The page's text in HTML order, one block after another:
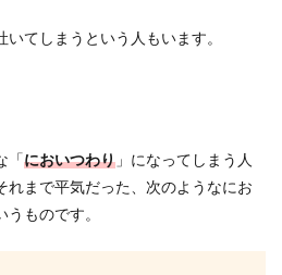
てしまうという人もいます。
「 においつわり 」になってしまう人
れまで平気だった、次のようなにお
ものです。